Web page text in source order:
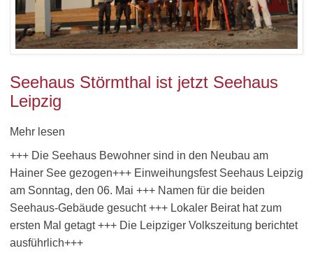
Seehaus Störmthal ist jetzt Seehaus
Leipzig
Mehr lesen
+++ Die Seehaus Bewohner sind in den Neubau am
Hainer See gezogen+++ Einweihungsfest Seehaus Leipzig
am Sonntag, den 06. Mai +++ Namen für die beiden
Seehaus-Gebäude gesucht +++ Lokaler Beirat hat zum
ersten Mal getagt +++ Die Leipziger Volkszeitung berichtet
ausführlich+++